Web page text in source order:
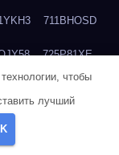
711BHOSD
725P81XE
чтобы
лучший